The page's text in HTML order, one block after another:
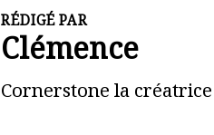
RÉDIGÉ PAR
Clémence
Cornerstone la